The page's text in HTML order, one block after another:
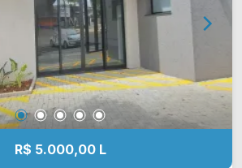
R$ 5.000,00 L